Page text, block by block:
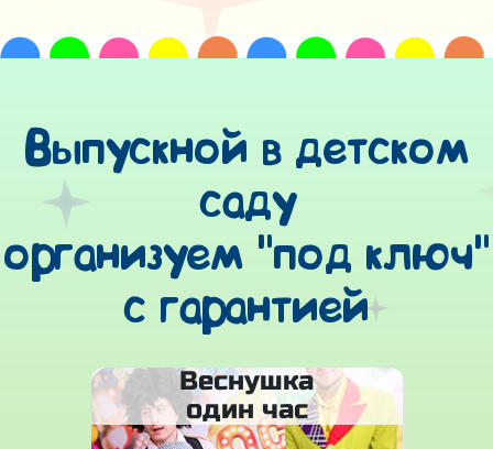
Выпускной в детском
саду
организуем "под ключ"
с гарантией
Веснушка
один час